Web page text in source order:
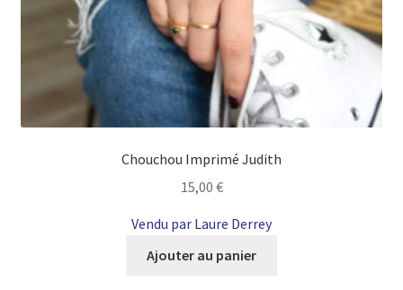
Chouchou Imprimé Judith
15,00 €
Vendu par Laure Derrey
Ajouter au panier